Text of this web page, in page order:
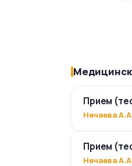
Прием
Нечаева
Прием
Нечаева